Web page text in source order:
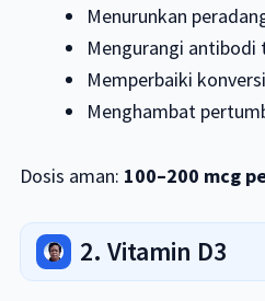
Menurunkan
Mengurangi antibodi
Memperbaiki
Menghambat
Dosis aman: 100–200 mcg
2. Vitamin D3